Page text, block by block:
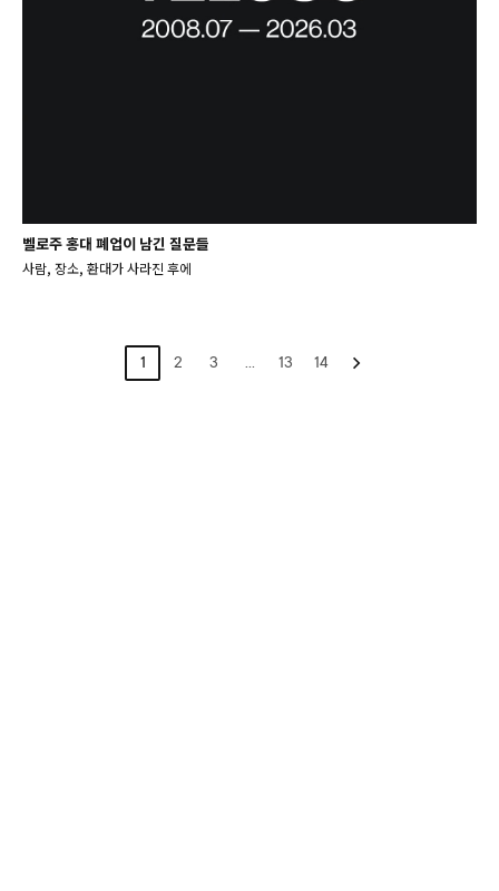
벨로주 홍대 폐업이 남긴 질문들
사람, 장소, 환대가 사라진 후에
1 2 3 … 13 14